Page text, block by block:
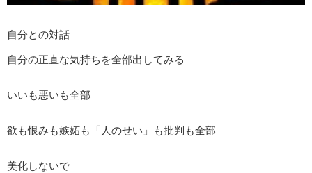
自分との対話
自分の正直な気持ちを全部出してみる
いいも悪いも全部
欲も恨みも嫉妬も「人のせい」も批判も全部
美化しないで